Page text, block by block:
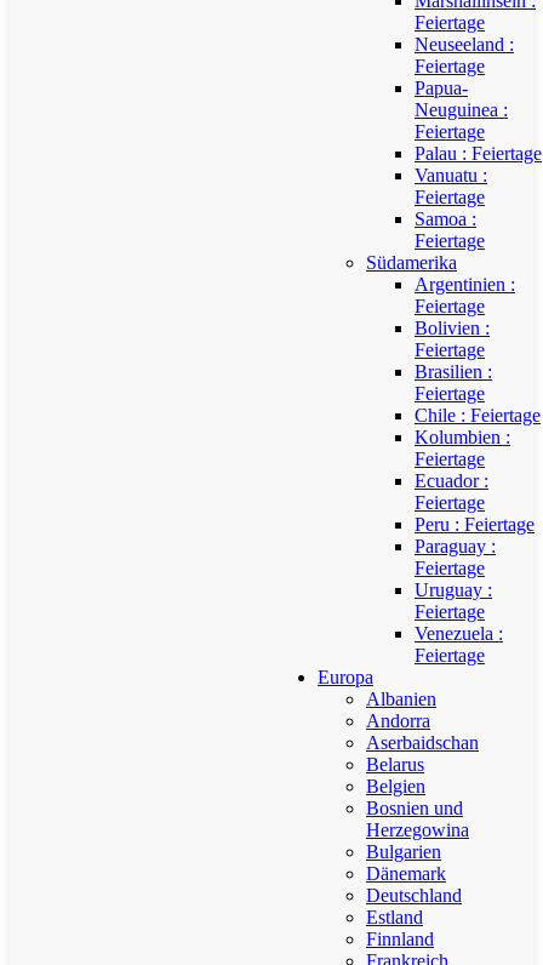
Feiertage
Neuseeland :
Feiertage
Papua-
Neuguinea :
Feiertage
Palau : Feiertage
Vanuatu :
Feiertage
Samoa :
Feiertage
Südamerika
Argentinien :
Feiertage
Bolivien :
Feiertage
Brasilien :
Feiertage
Chile : Feiertage
Kolumbien :
Feiertage
Ecuador :
Feiertage
Peru : Feiertage
Paraguay :
Feiertage
Uruguay :
Feiertage
Venezuela :
Feiertage
Europa
Albanien
Andorra
Aserbaidschan
Belarus
Belgien
Bosnien und
Herzegowina
Bulgarien
Dänemark
Deutschland
Estland
Finnland
Frankreich